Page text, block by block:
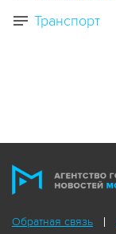
Транспорт
Обратная связь